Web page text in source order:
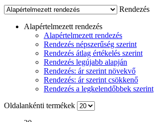
Rendezés
Alapértelmezett rendezés
Alapértelmezett rendezés
Rendezés népszerűség szerint
Rendezés átlag értékelés szerint
Rendezés legújabb alapján
Rendezés: ár szerint növekvő
Rendezés: ár szerint csökkenő
Rendezés a legkelendőbbek szerint
Oldalankénti termékek